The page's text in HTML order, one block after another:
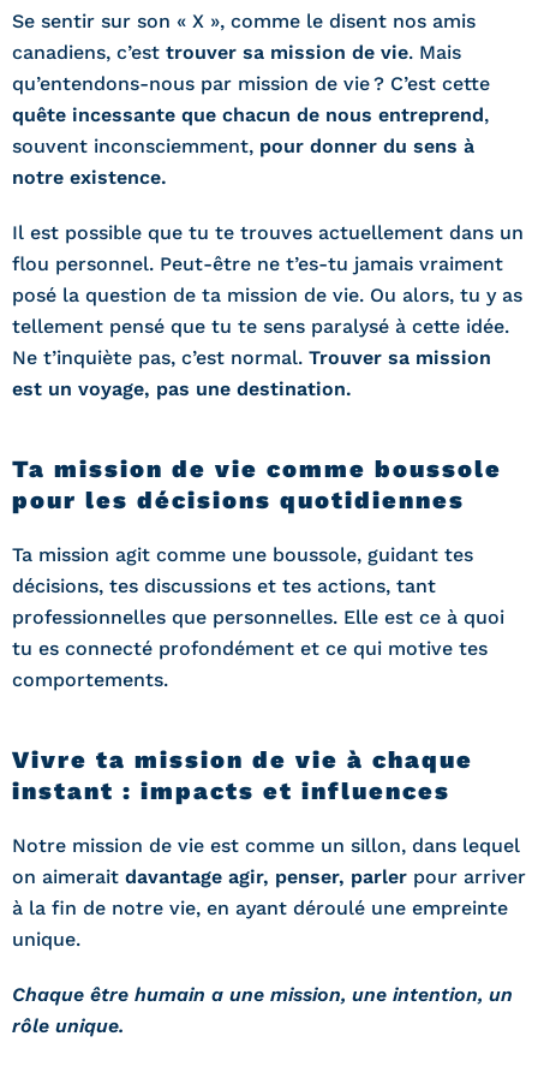
­Se sentir sur son « X », comme le disent nos amis
canadiens, c’est trouver sa mission de vie. Mais
qu’entendons-nous par mission de vie ? C’est cette
quête incessante que chacun de nous entreprend,
souvent inconsciemment, pour donner du sens à
notre existence.
Il est possible que tu te trouves actuellement dans un
flou personnel. Peut-être ne t’es-tu jamais vraiment
posé la question de ta mission de vie. Ou alors, tu y as
tellement pensé que tu te sens paralysé à cette idée.
Ne t’inquiète pas, c’est normal. Trouver sa mission
est un voyage, pas une destination.
Ta mission de vie comme boussole
pour les décisions quotidiennes
Ta mission agit comme une boussole, guidant tes
décisions, tes discussions et tes actions, tant
professionnelles que personnelles. Elle est ce à quoi
tu es connecté profondément et ce qui motive tes
comportements.
Vivre ta mission de vie à chaque
instant : impacts et influences
Notre mission de vie est comme un sillon, dans lequel
on aimerait davantage agir, penser, parler pour arriver
à la fin de notre vie, en ayant déroulé une empreinte
unique.
Chaque être humain a une mission, une intention, un
rôle unique.